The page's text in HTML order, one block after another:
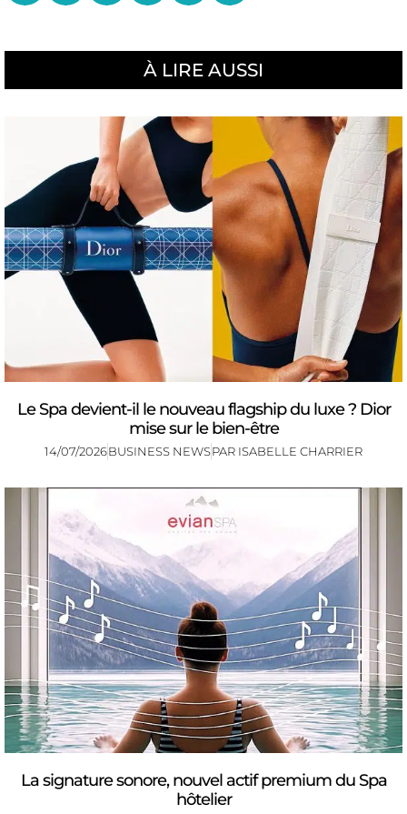
À LIRE AUSSI
Le Spa devient-il le nouveau flagship du luxe ? Dior
mise sur le bien-être
14/07/2026BUSINESS NEWSPAR ISABELLE CHARRIER
La signature sonore, nouvel actif premium du Spa
hôtelier